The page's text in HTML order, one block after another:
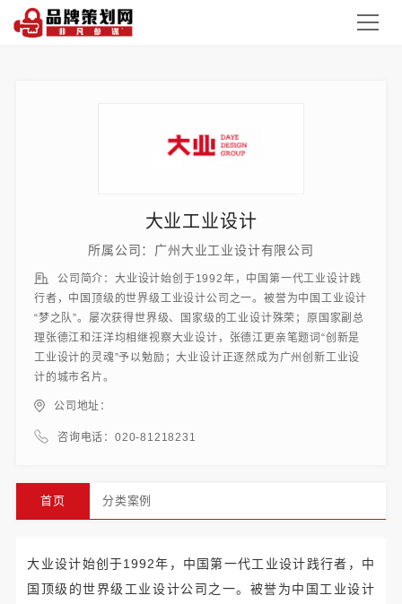
大业工业设计
所属公司：广州大业工业设计有限公司
公司简介：大业设计始创于1992年，中国第一代工业设计践
行者，中国顶级的世界级工业设计公司之一。被誉为中国工业设计
“梦之队”。屡次获得世界级、国家级的工业设计殊荣；原国家副总
理张德江和汪洋均相继视察大业设计，张德江更亲笔题词“创新是
工业设计的灵魂”予以勉励；大业设计正逐然成为广州创新工业设
计的城市名片。
公司地址：
咨询电话：020-81218231
首页 分类案例
大业设计始创于1992年，中国第一代工业设计践行者，中
国顶级的世界级工业设计公司之一。被誉为中国工业设计